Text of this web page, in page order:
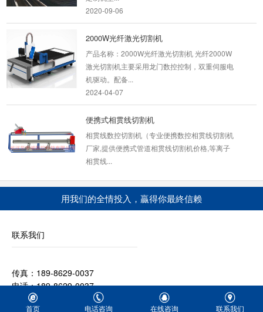
2020-09-06
2000W光纤激光切割机
产品名称：2000W光纤激光切割机 光纤2000W
激光切割机主要采用龙门数控控制，双重伺服电
机驱动。配备...
2024-04-07
便携式相贯线切割机
相贯线数控切割机（专业便携数控相贯线切割机
厂家,提供便携式管道相贯线切割机价格,等离子
相贯线...
数控精细等离子切割机
一、设备简介该型数控精细等离子切割机为台式
小蜜蜂数控等离子切割机
小蜜蜂数控切割机从切割方式上可分为小蜜蜂数
控火焰切割机(小蜜蜂火焰切割机)，小蜜蜂数控
用我们的全情投入，贏得你最終信赖
联系我们
传真：189-8629-0037
电话：189-8629-0037
Q Q：1051088151
首页 电话咨询 在线咨询 联系我们